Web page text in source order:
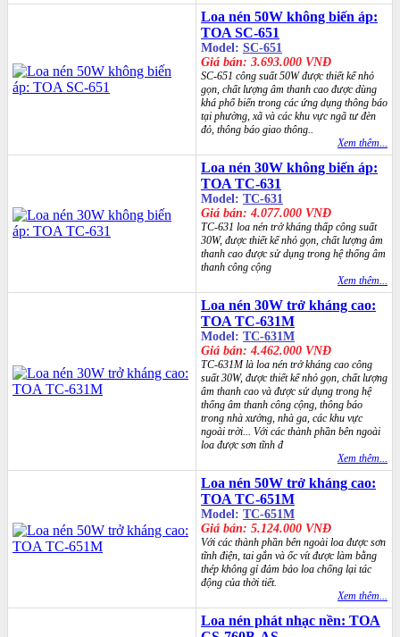
Loa nén 50W không biến áp:
TOA SC-651
Model: SC-651
Giá bán: 3.693.000 VNĐ
SC-651 công suất 50W được thiết kế nhỏ
gọn, chất lượng âm thanh cao được dùng
khá phổ biến trong các ứng dụng thông báo
tại phường, xã và các khu vực ngã tư đèn
đỏ, thông báo giao thông..
Xem thêm...
Loa nén 30W không biến áp:
TOA TC-631
Model: TC-631
Giá bán: 4.077.000 VNĐ
TC-631 loa nén trở kháng thấp công suất
30W, được thiết kế nhỏ gọn, chất lượng âm
thanh cao được sử dụng trong hệ thống âm
thanh công cộng
Xem thêm...
Loa nén 30W trở kháng cao:
TOA TC-631M
Model: TC-631M
Giá bán: 4.462.000 VNĐ
TC-631M là loa nén trở kháng cao công
suất 30W, được thiết kế nhỏ gọn, chất lượng
âm thanh cao và được sử dụng trong hệ
thống âm thanh công cộng, thông báo
trong nhà xưởng, nhà ga, các khu vực
ngoài trời... Với các thành phần bên ngoài
loa được sơn tĩnh đ
Xem thêm...
Loa nén 50W trở kháng cao:
TOA TC-651M
Model: TC-651M
Giá bán: 5.124.000 VNĐ
Với các thành phần bên ngoài loa được sơn
tĩnh điện, tai gắn và ốc vít được làm bằng
thép không gỉ đảm bảo loa chống lại tác
động của thời tiết.
Xem thêm...
Loa nén phát nhạc nền: TOA